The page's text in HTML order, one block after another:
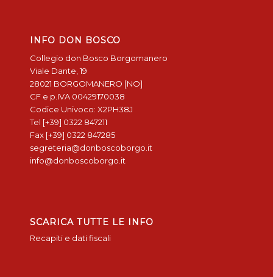
INFO DON BOSCO
Collegio don Bosco Borgomanero
Viale Dante, 19
28021 BORGOMANERO [NO]
CF e p.IVA 00429170038
Codice Univoco: X2PH38J
Tel [+39] 0322 847211
Fax [+39] 0322 847285
segreteria@donboscoborgo.it
info@donboscoborgo.it
SCARICA TUTTE LE INFO
Recapiti e dati fiscali